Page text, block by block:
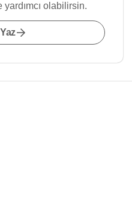
olabilirsin.